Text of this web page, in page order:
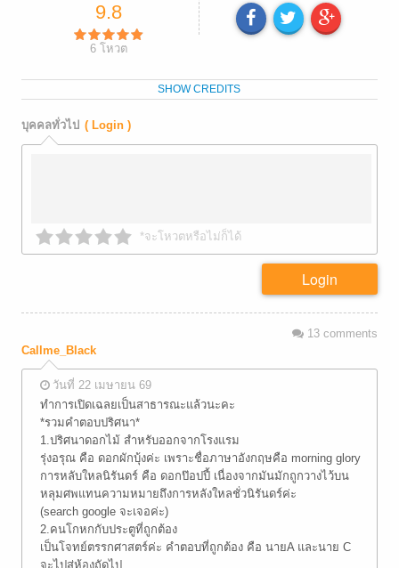
9.8
6โหวต
SHOW CREDITS
บุคคลทั่วไป ( Login )
*จะโหวตหรือไม่ก็ได้
Login
13comments
Callme_Black
วันที่ 22 เมษายน 69
ทำการเปิดเฉลยเป็นสาธารณะแล้วนะคะ
*รวมคำตอบปริศนา*
1.ปริศนาดอกไม้ สำหรับออกจากโรงแรม
รุ่งอรุณ คือ ดอกผักบุ้งค่ะ เพราะชื่อภาษาอังกฤษคือ morning glory
การหลับใหลนิรันดร์ คือ ดอกป๊อปปี้ เนื่องจากมันมักถูกวางไว้บน
หลุมศพแทนความหมายถึงการหลังใหลชั่วนิรันดร์ค่ะ
(search google จะเจอค่ะ)
2.คนโกหกกับประตูที่ถูกต้อง
เป็นโจทย์ตรรกศาสตร์ค่ะ คำตอบที่ถูกต้อง คือ นายA และนาย C
จะไปสู่ห้องถัดไป